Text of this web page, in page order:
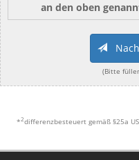
an den oben
(Bitte
*2differenzbesteuert gemäß §25a